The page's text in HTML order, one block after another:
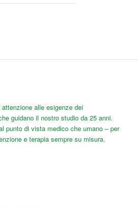
alle esigenze dei
guidano il nostro studio da 25 anni.
punto di vista medico che umano – per
e terapia sempre su misura.